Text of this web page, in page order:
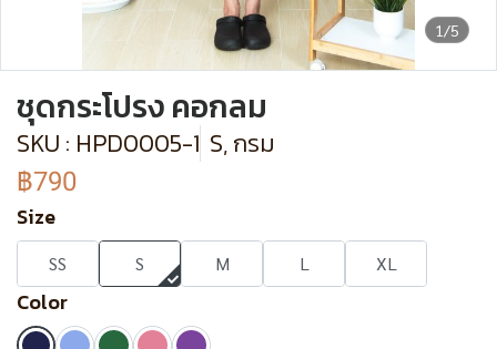
1/5
ชุดกระโปรง คอกลม
SKU : HPD0005-1 S, กรม
฿790
Size
SS S M L XL
Color